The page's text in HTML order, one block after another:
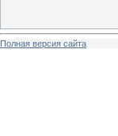
Полная версия сайта